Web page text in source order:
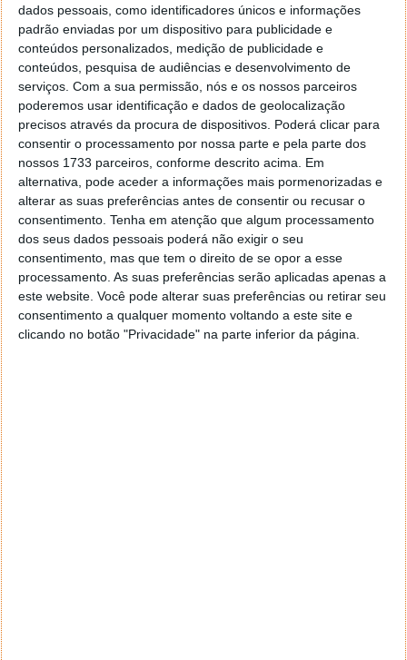
dados pessoais, como identificadores únicos e informações
padrão enviadas por um dispositivo para publicidade e
conteúdos personalizados, medição de publicidade e
conteúdos, pesquisa de audiências e desenvolvimento de
serviços. Com a sua permissão, nós e os nossos parceiros
poderemos usar identificação e dados de geolocalização
precisos através da procura de dispositivos. Poderá clicar para
consentir o processamento por nossa parte e pela parte dos
nossos 1733 parceiros, conforme descrito acima. Em
alternativa, pode aceder a informações mais pormenorizadas e
alterar as suas preferências antes de consentir ou recusar o
consentimento. Tenha em atenção que algum processamento
dos seus dados pessoais poderá não exigir o seu
consentimento, mas que tem o direito de se opor a esse
processamento. As suas preferências serão aplicadas apenas a
este website. Você pode alterar suas preferências ou retirar seu
consentimento a qualquer momento voltando a este site e
clicando no botão "Privacidade" na parte inferior da página.
Vítor M.
7 de Novembro de 2005 às 01:39
@Reporter
Desculpa mas o link funciona. Seja como for segue por mail
o MSn Messenger 8.
Responder
Vítor M.
7 de Novembro de 2005 às 11:21
@Rui
Tens de encontrar o que te falei. Faz da seguinte maneira,
janela iniciar e no topo dessa janela com o botão direito do
rato faz propriedades. Depois no separador Menu ‘Iniciar’
clica no botão ‘Personalizar’ aí encontrarás no separador
geral a opção para escolheres o Browser com que queres
navegar e o gestor de e-mail. Caso não consigas chegar lá,
vais ao teu Firefox e nas ferramentas ou tools escolhes
‘Opções’ ou ‘Options’ icon geral da então janela aberta e
logo perto do fim encontras um local para colocares um